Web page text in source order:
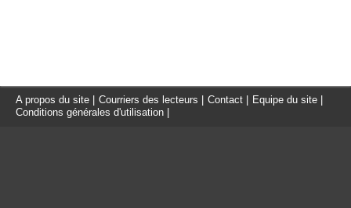
A propos du site Courriers des lecteurs Contact Equipe du site
Conditions générales d'utilisation